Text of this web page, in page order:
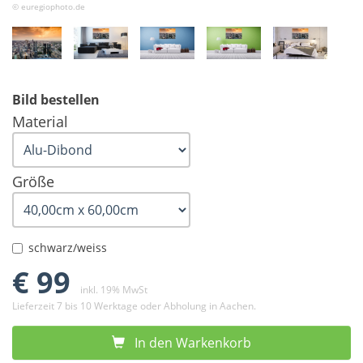
© euregiophoto.de
Bild bestellen
Material
Größe
schwarz/weiss
€ 99
inkl. 19% MwSt
Lieferzeit 7 bis 10 Werktage oder Abholung in Aachen.
In den Warkenkorb